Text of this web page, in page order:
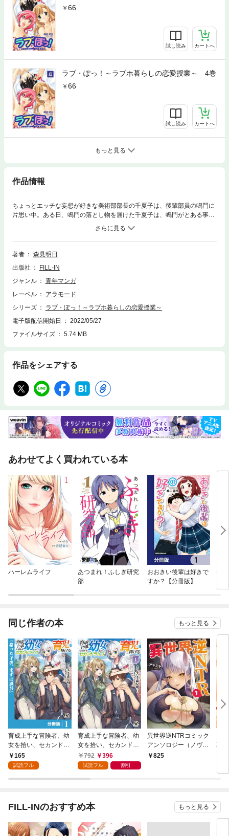
66
試し読み カートへ
ラブ・ぽっ！～ラブホ暮らしの恋愛授業～ 4巻
66
試し読み カートへ
もっと見る
作品情報
ちょっとエッチな妄想が好きな美術部部長の千夏子は、後輩部員の鳴門に
片思い中。ある日、鳴門の落とし物を届けた千夏子は、鳴門がとある事情
でラブホテルの一室に住んでいることを知る。しかもそこに現れたのは年
上の美人家庭教師・鳩子。どうやら彼女が鳴門の想い人のようで…ラブホ
に若い男女が二人きり。鳴門の貞操の危機を感じた千夏子は、何とか邪魔
しようと自称・家庭教師になって奮闘する。一方的にアタックし続ける千
った。千夏子に片思いする知音や、美術部室を狙う知花も登場し、錯綜す
る恋愛模様。妄想入り混じるドタバタな日常と、それぞれの恋の行方
著者
森見明日
出版社
FILL-IN
ジャンル
青年マンガ
レーベル
アラモード
シリーズ
ラブ・ぽっ！～ラブホ暮らしの恋愛授業～
電子版配信開始日
2022/05/27
ファイルサイズ
5.74 MB
作品をシェアする
あわせてよく買われている本
ハーレムライフ
あつまれ！ふしぎ研究
部
おおきい後輩は好きで
すか？【分冊版】
同じ作者の本 もっと見る
育成上手な冒険者、幼
女を拾い、セカンドラ
イフを育児に捧げる
【分冊版】（ノヴァコ
165
試読フル
育成上手な冒険者、幼
女を拾い、セカンドラ
イフを育児に捧げる
（ノヴァコミックス）
792 396
試読フル 割引
異世界逆NTRコミック
アンソロジー（ノヴァ
コミックス）１
825
暮
FILL-INのおすすめ本 もっと見る